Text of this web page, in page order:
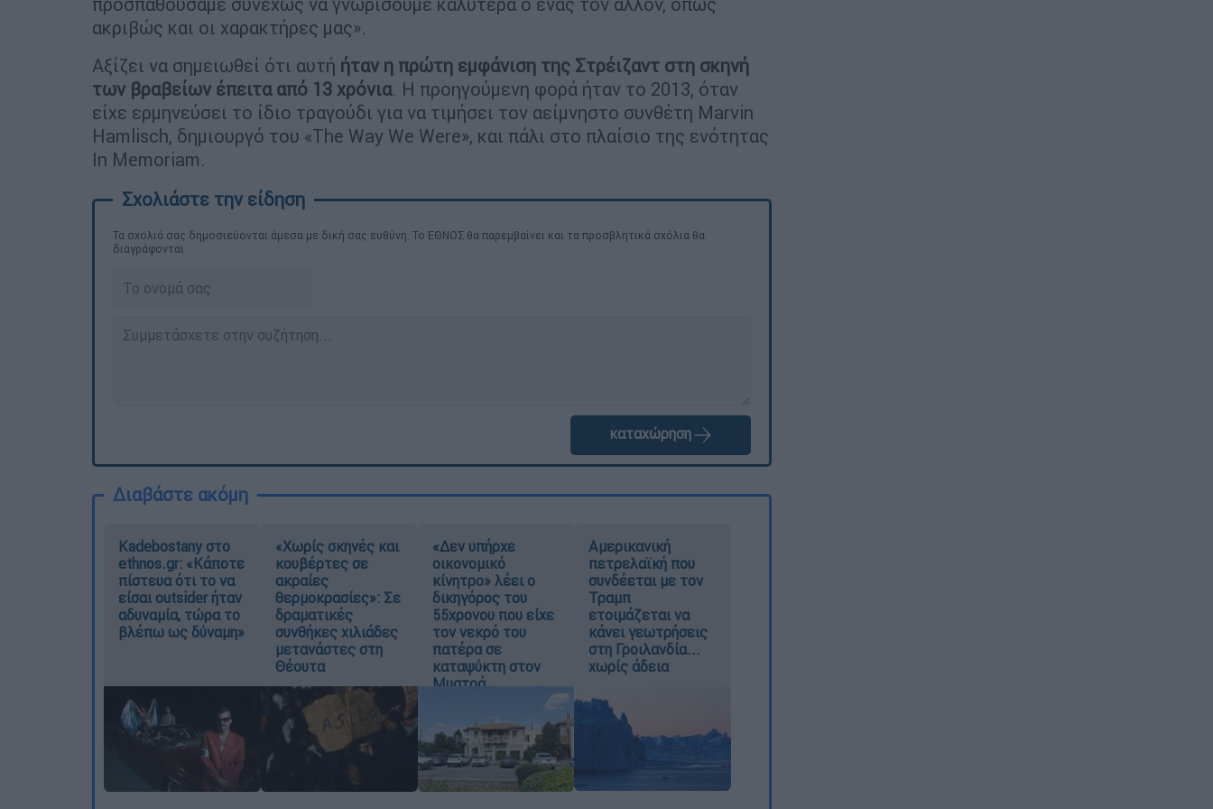
ακριβώς και οι χαρακτήρες μας».
Αξίζει να σημειωθεί ότι αυτή ήταν η πρώτη εμφάνιση της Στρέιζαντ στη σκηνή
των βραβείων έπειτα από 13 χρόνια. Η προηγούμενη φορά ήταν το 2013, όταν
είχε ερμηνεύσει το ίδιο τραγούδι για να τιμήσει τον αείμνηστο συνθέτη Marvin
Hamlisch, δημιουργό του «The Way We Were», και πάλι στο πλαίσιο της ενότητας
In Memoriam.
Τα σχολιά σας δημοσιεύονται άμεσα με δική σας ευθύνη. Το ΕΘΝΟΣ θα παρεμβαίνει και τα προσβλητικά σχόλια θα
διαγράφονται
καταχώρηση
Διαβάστε ακόμη
Kadebostany στο
ethnos.gr: «Κάποτε
πίστευα ότι το να
είσαι outsider ήταν
αδυναμία, τώρα το
βλέπω ως δύναμη»
«Χωρίς σκηνές και
κουβέρτες σε
ακραίες
θερμοκρασίες»: Σε
δραματικές
συνθήκες χιλιάδες
μετανάστες στη
Θέουτα
«Δεν υπήρχε
οικονομικό
κίνητρο» λέει ο
δικηγόρος του
55χρονου που είχε
τον νεκρό του
πατέρα σε
καταψύκτη στον
Μυστρά
Αμερικανική
πετρελαϊκή που
συνδέεται με τον
Τραμπ
ετοιμάζεται να
κάνει γεωτρήσεις
στη Γροιλανδία...
χωρίς άδεια